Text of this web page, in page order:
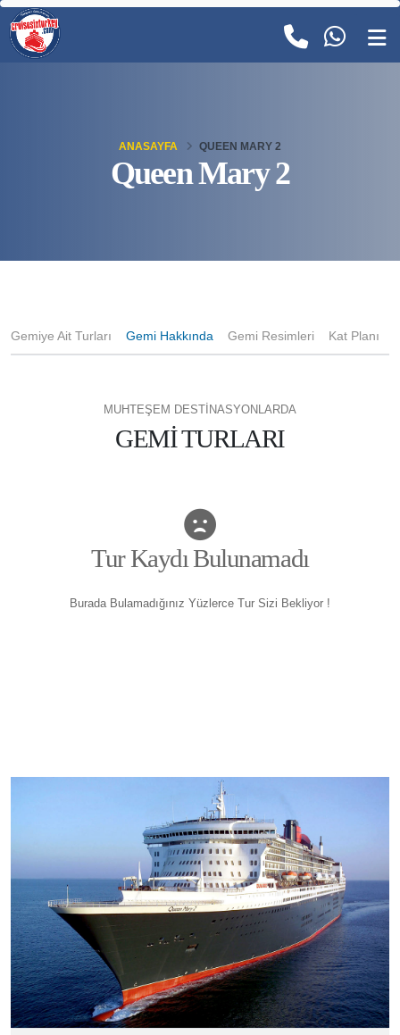
Queen Mary 2
ANASAYFA QUEEN MARY 2
Gemiye Ait Turları Gemi Hakkında Gemi Resimleri Kat Planı
MUHTEŞEM DESTİNASYONLARDA
GEMİ TURLARI
Tur Kaydı Bulunamadı
Burada Bulamadığınız Yüzlerce Tur Sizi Bekliyor !